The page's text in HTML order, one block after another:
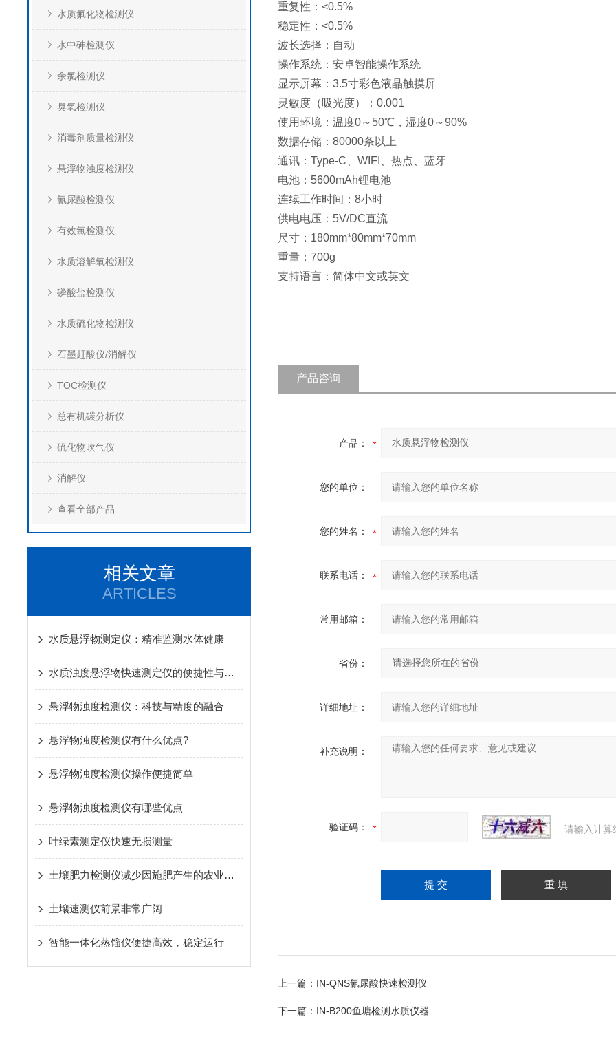
水质氟化物检测仪
水中砷检测仪
余氯检测仪
臭氧检测仪
消毒剂质量检测仪
悬浮物浊度检测仪
氰尿酸检测仪
有效氯检测仪
水质溶解氧检测仪
磷酸盐检测仪
水质硫化物检测仪
石墨赶酸仪/消解仪
TOC检测仪
总有机碳分析仪
硫化物吹气仪
消解仪
查看全部产品
相关文章
ARTICLES
水质悬浮物测定仪：精准监测水体健康
水质浊度悬浮物快速测定仪的便捷性与实用性
悬浮物浊度检测仪：科技与精度的融合
悬浮物浊度检测仪有什么优点?
悬浮物浊度检测仪操作便捷简单
悬浮物浊度检测仪有哪些优点
叶绿素测定仪快速无损测量
土壤肥力检测仪减少因施肥产生的农业污染现象
土壤速测仪前景非常广阔
智能一体化蒸馏仪便捷高效，稳定运行
重复性：<0.5%
稳定性：<0.5%
波长选择：自动
操作系统：安卓智能操作系统
显示屏幕：3.5寸彩色液晶触摸屏
灵敏度（吸光度）：0.001
使用环境：温度0～50℃，湿度0～90%
数据存储：80000条以上
通讯：Type-C、WIFI、热点、蓝牙
电池：5600mAh锂电池
连续工作时间：8小时
供电电压：5V/DC直流
尺寸：180mm*80mm*70mm
重量：700g
支持语言：简体中文或英文
产品咨询
产品：
您的单位：
您的姓名：
联系电话：
常用邮箱：
省份：
详细地址：
补充说明：
验证码： 请输入计算
上一篇： IN-QNS氰尿酸快速检测仪
下一篇： IN-B200鱼塘检测水质仪器